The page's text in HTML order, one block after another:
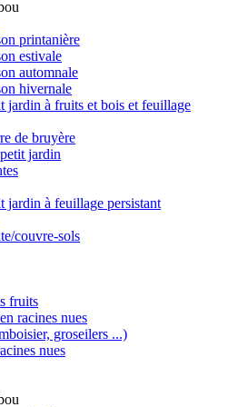
printanière
estivale
automnale
hivernale
jardin à fruits et bois et feuillage
de bruyère
jardin
jardin à feuillage persistant
couvre-sols
fruits
racines nues
groseilers ...)
nues